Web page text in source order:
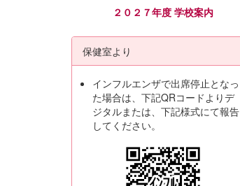
２０２７年度 学校案内
保健室より
インフルエンザで出席停止となっ
た場合は、下記QRコードよりデ
ジタルまたは、下記様式にて報告
してください。